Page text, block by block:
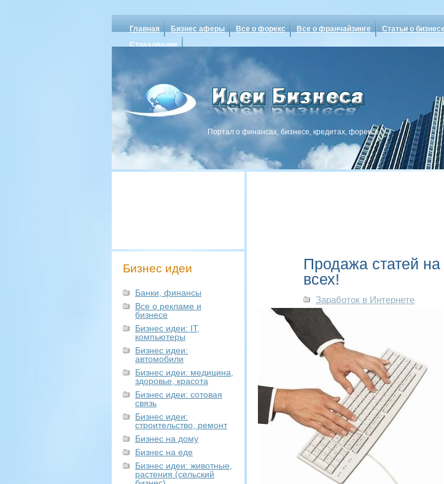
Главная Бизнес аферы Все о форекс Все о франчайзинге
Статьи о
Страхование
Портал о финансах, бизнесе, кредитах, форексе
Бизнес идеи
Банки, финансы
Все о рекламе и
бизнесе
Бизнес идеи: IT,
компьютеры
Бизнес идеи:
автомобили
Бизнес идеи: медицина,
здоровье, красота
Бизнес идеи: сотовая
связь
Бизнес идеи:
строительство, ремонт
Бизнес на дому
Бизнес на еде
Бизнес идеи: животные,
растения (сельский
Продажа статей
всех!
Заработок в Интернете